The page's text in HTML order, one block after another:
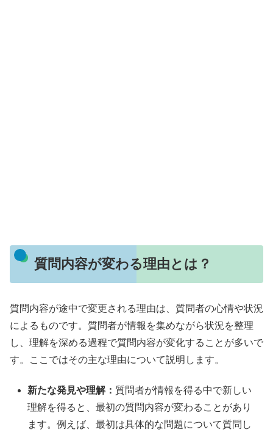
質問内容が変わる理由とは？
質問内容が途中で変更される理由は、質問者の心情や状況
によるものです。質問者が情報を集めながら状況を整理
し、理解を深める過程で質問内容が変化することが多いで
す。ここではその主な理由について説明します。
新たな発見や理解： 質問者が情報を得る中で新しい
理解を得ると、最初の質問内容が変わることがあり
ます。例えば、最初は具体的な問題について質問し